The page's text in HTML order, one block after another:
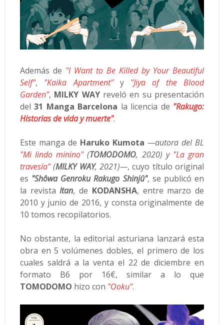
Además de "I Want to Be Killed by Your Beautiful
Self", "Kaika Apartment"y "Jiya of the Blood
Garden", MILKY WAYreveló en su presentación
del31 Manga Barcelona la licencia de "Rakugo:
Historias de vida y muerte".
Este manga de Haruko Kumota —autora del BL
"Mi lindo minino"(TOMODOMO, 2020) y "La gran
travesía"(MILKY WAY, 2021)—, cuyo título original
es "Shôwa Genroku Rakugo Shinjû", se publicó en
la revistaItan, de KODANSHA, entre marzo de
2010 y junio de 2016, y consta originalmente de
10 tomos recopilatorios.
No obstante, la editorial asturiana lanzará esta
obra en 5 volúmenes dobles, el primero de los
cuales saldrá a la venta el 22 de diciembre en
formato B6 por 16€, similar a lo que
TOMODOMO hizo con "Ooku".